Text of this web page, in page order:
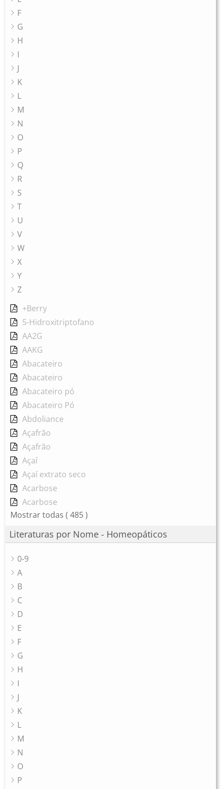
F
G
H
I
J
K
L
M
N
O
P
Q
R
S
T
U
V
W
X
Y
Z
+Berry
5-Hidroxitriptofano
AA2G
AAKG
Abacateiro
Abacateiro
Abacateiro pó
Abacateiro Pó
Abdoliance
Açafrão
Açafrão
Açaí
Açaí extrato seco
Acarbose
Acarbose
Mostrar todas ( 485 )
Literaturas por Nome - Homeopáticos
0-9
A
B
C
D
E
F
G
H
I
J
K
L
M
N
O
P